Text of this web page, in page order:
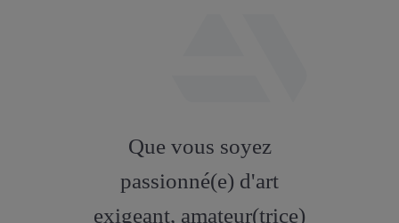
artstation
Que vous soyez
passionné(e) d'art
exigeant, amateur(trice)